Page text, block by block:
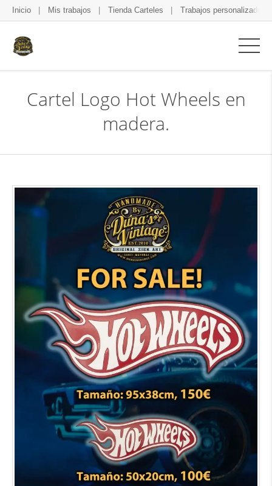
Inicio Mis trabajos Tienda Carteles Trabajos personalizados
Cartel Logo Hot Wheels en
madera.